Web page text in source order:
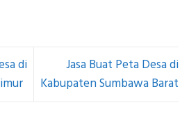
di
Jasa Buat Peta Desa di
Kabupaten Sumbawa Barat